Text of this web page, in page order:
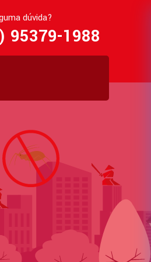
dúvida?
95379-1988